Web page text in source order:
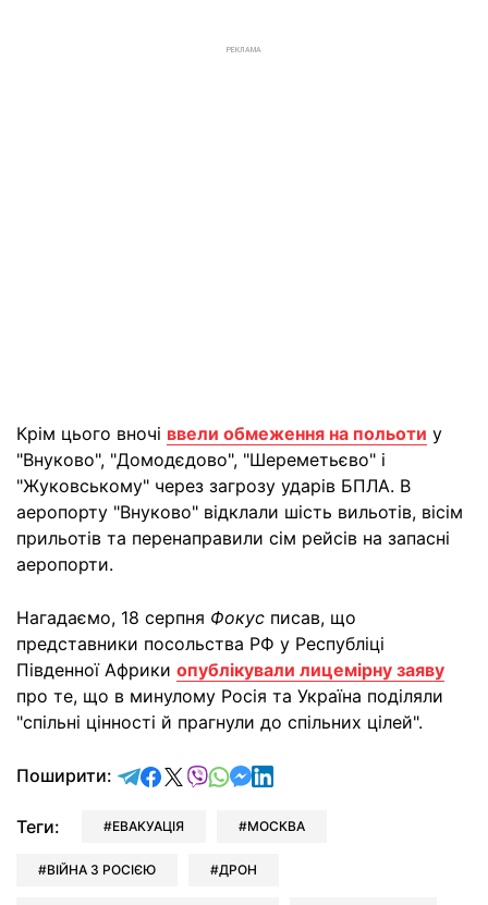
РЕКЛАМА
Крім цього вночі ввели обмеження на польоти у
"Внуково", "Домодєдово", "Шереметьєво" і
"Жуковському" через загрозу ударів БПЛА. В
аеропорту "Внуково" відклали шість вильотів, вісім
прильотів та перенаправили сім рейсів на запасні
аеропорти.
Нагадаємо, 18 серпня Фокус писав, що
представники посольства РФ у Республіці
Південної Африки опублікували лицемірну заяву
про те, що в минулому Росія та Україна поділяли
"спільні цінності й прагнули до спільних цілей".
Поширити: відправити у Telegram
поділитись у Facebook
поділитись у X
відправити у Viber
відправити у Whatsapp
відправити у Messenger
відправити у LinkedIn
Теги: ЕВАКУАЦІЯ МОСКВА
ВІЙНА З РОСІЄЮ ДРОН